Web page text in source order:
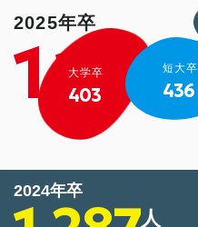
2025年卒
1,127人
大学卒
403
短大卒
436
2024年卒
人